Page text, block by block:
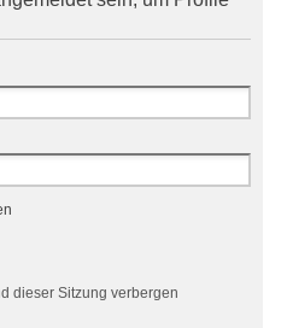
dieser Sitzung verbergen